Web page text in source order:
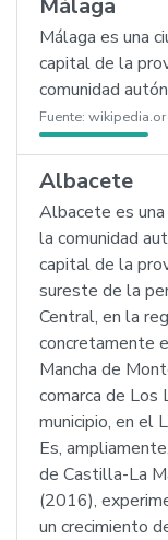
Málaga
Málaga es una
capital de la
comunidad
Fuente:
Albacete
Albacete es una
la comunidad
capital de la
sureste de la
Central, en la
concretamente
Mancha de
comarca de Los
municipio, en el
Es,
de Castilla-La
(2016),
un crecimiento